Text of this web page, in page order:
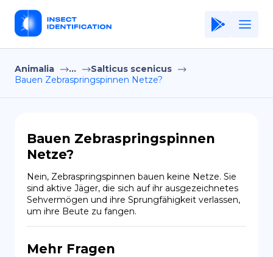
Home
Application
Terms of Use
Privacy Policy
DE
EN
Copiright © Niro ID
Animalia ...
Salticus scenicus
Bauen Zebraspringspinnen Netze?
Bauen Zebraspringspinnen
Netze?
Nein, Zebraspringspinnen bauen keine Netze. Sie
sind aktive Jäger, die sich auf ihr ausgezeichnetes
Sehvermögen und ihre Sprungfähigkeit verlassen,
um ihre Beute zu fangen.
Mehr Fragen